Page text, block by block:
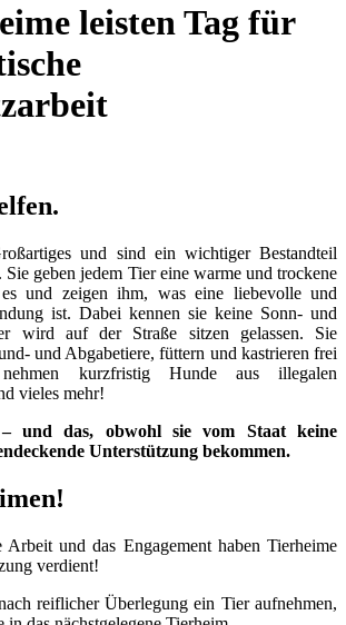
leisten Tag für
und sind ein wichtiger Bestandteil
Sie geben jedem Tier eine warme und trockene
und zeigen ihm, was eine liebevolle und
ist. Dabei kennen sie keine Sonn- und
wird auf der Straße sitzen gelassen. Sie
und Abgabetiere, füttern und kastrieren frei
kurzfristig Hunde aus illegalen
vieles mehr!
und das, obwohl sie vom Staat keine
Unterstützung bekommen.
Arbeit und das Engagement haben Tierheime
verdient!
reiflicher Überlegung ein Tier aufnehmen,